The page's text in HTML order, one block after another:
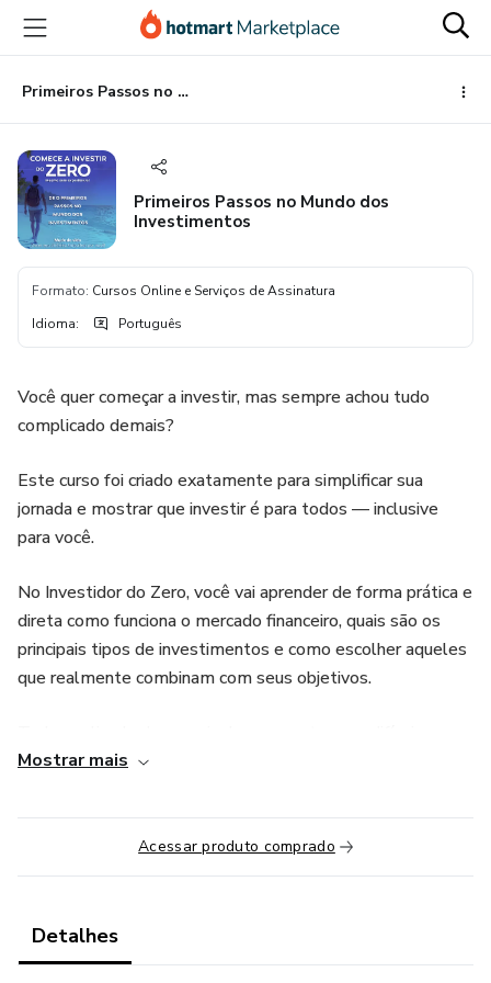
para
conteúdo
principal
para
pagamento
para
rodapé
Primeiros Passos no Mundo dos Investimentos
Primeiros Passos no Mundo dos
Investimentos
Formato: Cursos Online e Serviços de Assinatura
Idioma: Português
Você quer começar a investir, mas sempre achou tudo
complicado demais?
Este curso foi criado exatamente para simplificar sua
jornada e mostrar que investir é para todos — inclusive
para você.
No Investidor do Zero, você vai aprender de forma prática e
direta como funciona o mercado financeiro, quais são os
principais tipos de investimentos e como escolher aqueles
que realmente combinam com seus objetivos.
sem promessas irreais.
🚀 O que você vai aprender
Diferença entre renda fixa e renda variável
Como funcionam juros, risco, retorno e volatilidade
Mostrar mais
Acessar produto comprado
Detalhes